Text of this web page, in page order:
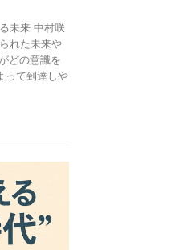
未来 中村咲
れた未来や
どの意識を
って到達しや